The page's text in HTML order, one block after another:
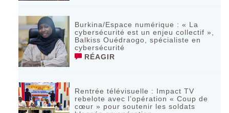
Burkina/Espace numérique : « La
cybersécurité est un enjeu collectif »,
Balkiss Ouédraogo, spécialiste en
cybersécurité
RÉAGIR
Rentrée télévisuelle : Impact TV
rebelote avec l’opération « Coup de
cœur » pour soutenir les soldats